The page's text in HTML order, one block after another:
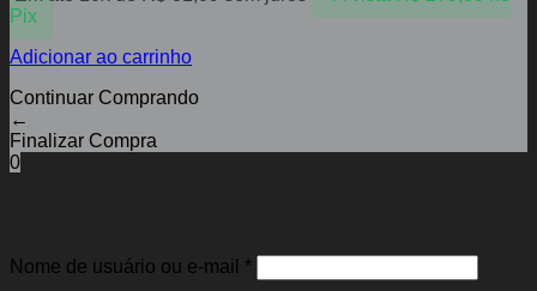
Pix
Adicionar ao carrinho
Continuar Comprando
←
Finalizar Compra
0
Nome de usuário ou e-mail *Obrigatório